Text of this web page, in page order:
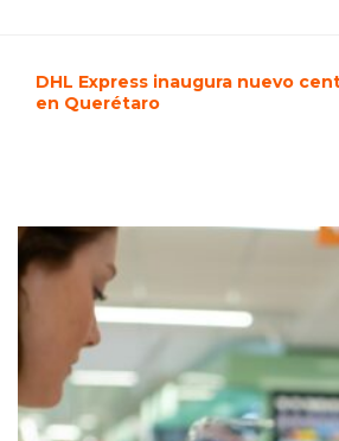
DHL Express inaugura nuevo
en Querétaro